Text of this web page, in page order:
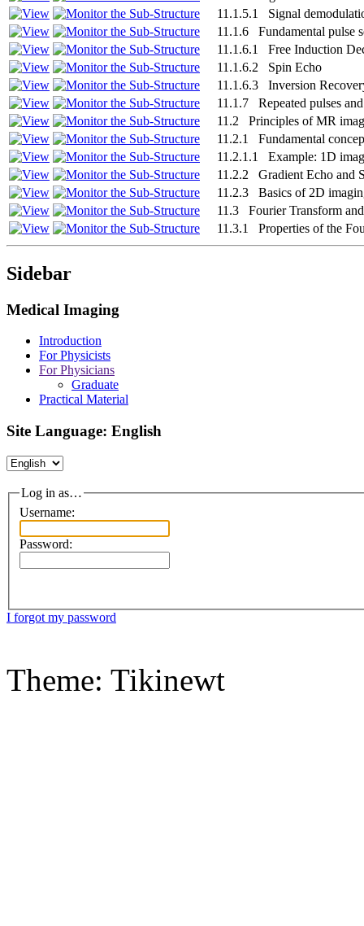
11.1.5.1 Signal
11.1.6 Fundamental pulse
11.1.6.1 Free Induction
11.1.6.2 Spin Echo
11.1.6.3 Inversion
11.1.7 Repeated pulses
11.2 Principles of MR
11.2.1 Fundamental
11.2.1.1 Example: 1D
11.2.2 Gradient Echo and
11.2.3 Basics of 2D
11.3 Fourier Transform
11.3.1 Properties of the
Sidebar
Medical Imaging
Introduction
For Physicists
For Physicians
Graduate
Practical Material
Site Language: English
Log in as…
Username:
Password:
I forgot my password
Theme: Tikinewt